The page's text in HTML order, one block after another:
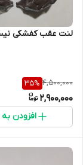
لنت عقب کفشکی
4,500,000
35%
2,900,000
افزودن